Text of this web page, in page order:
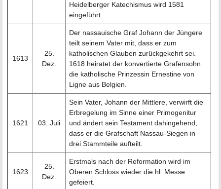
Heidelberger Katechismus wird 1581
eingeführt.
1613
25.
Dez.
Der nassauische Graf Johann der Jüngere
teilt seinem Vater mit, dass er zum
katholischen Glauben zurückgekehrt sei.
1618 heiratet der konvertierte Grafensohn
die katholische Prinzessin Ernestine von
Ligne aus Belgien.
1621 03. Juli
Sein Vater, Johann der Mittlere, verwirft die
Erbregelung im Sinne einer Primogenitur
und ändert sein Testament dahingehend,
dass er die Grafschaft Nassau-Siegen in
drei Stammteile aufteilt.
1623
25.
Dez.
Erstmals nach der Reformation wird im
Oberen Schloss wieder die hl. Messe
gefeiert.